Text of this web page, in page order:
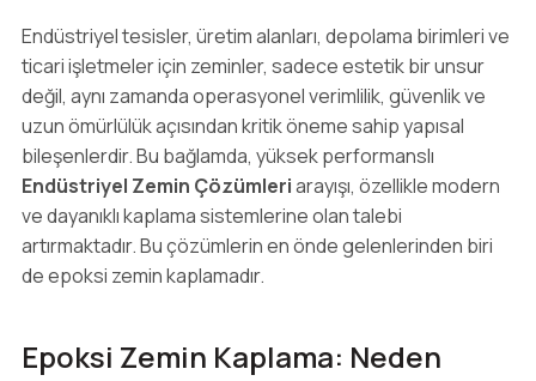
Endüstriyel tesisler, üretim alanları, depolama birimleri ve
ticari işletmeler için zeminler, sadece estetik bir unsur
değil, aynı zamanda operasyonel verimlilik, güvenlik ve
uzun ömürlülük açısından kritik öneme sahip yapısal
bileşenlerdir. Bu bağlamda, yüksek performanslı
Endüstriyel Zemin Çözümleriarayışı, özellikle modern
ve dayanıklı kaplama sistemlerine olan talebi
artırmaktadır. Bu çözümlerin en önde gelenlerinden biri
de epoksi zemin kaplamadır.
Epoksi Zemin Kaplama: Neden